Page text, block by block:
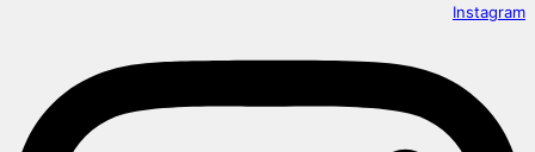
Instagram